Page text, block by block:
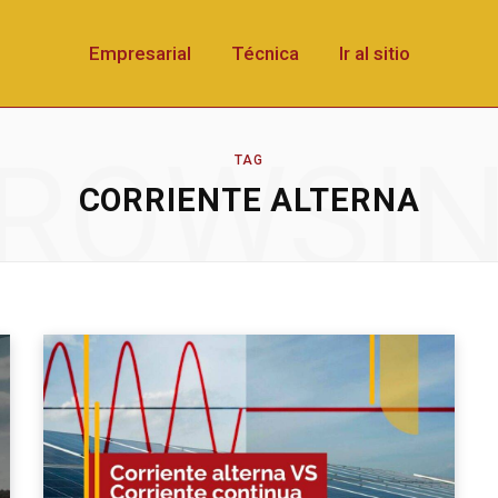
Empresarial Técnica Ir al sitio
TAG
CORRIENTE ALTERNA